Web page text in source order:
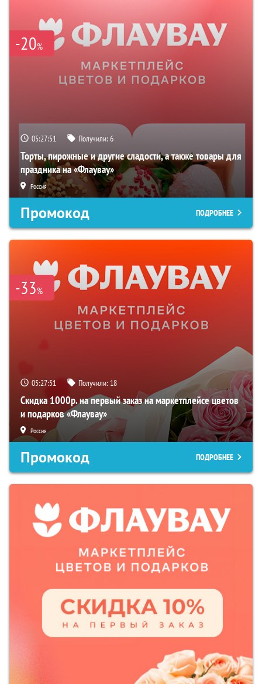
-20%
05:27:50 Получили:6
Торты, пирожные и другие сладости, а также товары для
праздника на «Флаувау»
Россия
Промокод ПОДРОБНЕЕ
-33%
05:27:50 Получили: 18
Скидка 1000р. на первый заказ на маркетплейсе цветов
и подарков «Флаувау»
Россия
Промокод ПОДРОБНЕЕ